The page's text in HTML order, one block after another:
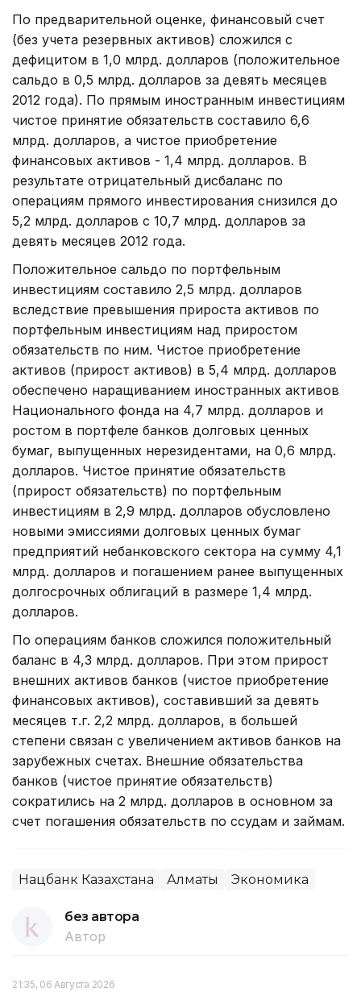
По предварительной оценке, финансовый счет
(без учета резервных активов) сложился с
дефицитом в 1,0 млрд. долларов (положительное
сальдо в 0,5 млрд. долларов за девять месяцев
2012 года). По прямым иностранным инвестициям
чистое принятие обязательств составило 6,6
млрд. долларов, а чистое приобретение
финансовых активов - 1,4 млрд. долларов. В
результате отрицательный дисбаланс по
операциям прямого инвестирования снизился до
5,2 млрд. долларов с 10,7 млрд. долларов за
девять месяцев 2012 года.
Положительное сальдо по портфельным
инвестициям составило 2,5 млрд. долларов
вследствие превышения прироста активов по
портфельным инвестициям над приростом
обязательств по ним. Чистое приобретение
активов (прирост активов) в 5,4 млрд. долларов
обеспечено наращиванием иностранных активов
Национального фонда на 4,7 млрд. долларов и
ростом в портфеле банков долговых ценных
бумаг, выпущенных нерезидентами, на 0,6 млрд.
долларов. Чистое принятие обязательств
(прирост обязательств) по портфельным
инвестициям в 2,9 млрд. долларов обусловлено
новыми эмиссиями долговых ценных бумаг
предприятий небанковского сектора на сумму 4,1
млрд. долларов и погашением ранее выпущенных
долгосрочных облигаций в размере 1,4 млрд.
долларов.
По операциям банков сложился положительный
баланс в 4,3 млрд. долларов. При этом прирост
внешних активов банков (чистое приобретение
финансовых активов), составивший за девять
месяцев т.г. 2,2 млрд. долларов, в большей
степени связан с увеличением активов банков на
зарубежных счетах. Внешние обязательства
банков (чистое принятие обязательств)
сократились на 2 млрд. долларов в основном за
счет погашения обязательств по ссудам и займам.
Нацбанк Казахстана Алматы Экономика
без автора
Автор
21:35, 06 Августа 2026